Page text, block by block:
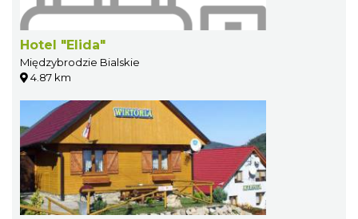
Hotel "Elida"
Międzybrodzie Bialskie
4.87 km